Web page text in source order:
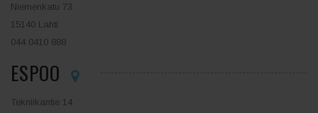
Niemenkatu 73
15140 Lahti
044 0410 888
ESPOO
Tekniikantie 14